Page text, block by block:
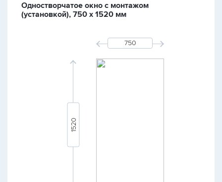
Одностворчатое окно с монтажом
(установкой), 750 х 1520 мм